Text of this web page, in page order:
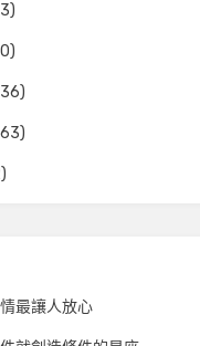
最讓人放心